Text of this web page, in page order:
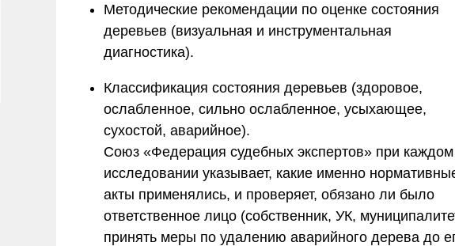
Методические рекомендации по оценке состояния
деревьев (визуальная и инструментальная
диагностика).
Классификация состояния деревьев (здоровое,
ослабленное, сильно ослабленное, усыхающее,
сухостой, аварийное).
Союз «Федерация судебных экспертов» при каждом
исследовании указывает, какие именно
акты применялись, и проверяет, обязано ли было
ответственное лицо (собственник, УК,
принять меры по удалению аварийного дерева до